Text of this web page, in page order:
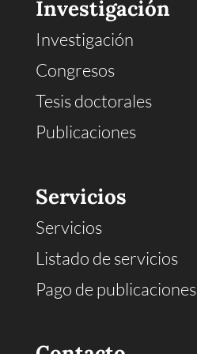
Investigación
Investigación
Congresos
Tesis doctorales
Publicaciones
Servicios
Servicios
Listado de servicios
Pago de publicaciones